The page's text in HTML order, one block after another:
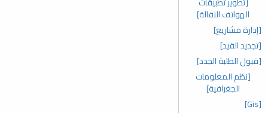
الهواتف النقالة]
[إدارة مشاريع]
[تجديد القيد]
[قبول الطلبة الجدد]
[نظم المعلومات
الجغرافية]
[Gis]